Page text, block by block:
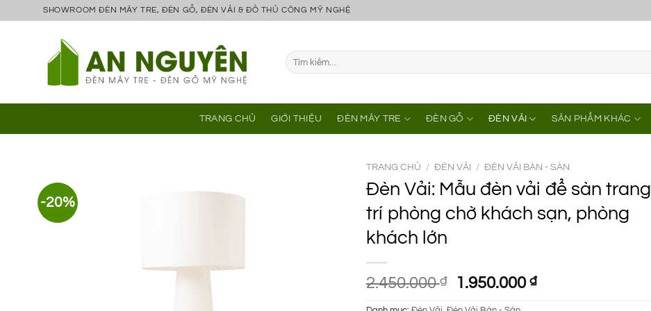
SHOWROOM ĐÈN MÂY TRE, ĐÈN GỖ, ĐÈN VẢI & ĐỒ THỦ CÔNG MỸ NGHỆ
Tìm
kiếm:
TRANG CHỦ GIỚI THIỆU ĐÈN MÂY TRE ĐÈN GỖ ĐÈN VẢI SẢN PHẨM KHÁC
-20%
TRANG CHỦ / ĐÈN VẢI / ĐÈN VẢI BÀN - SÀN
Đèn Vải: Mẫu đèn vải để sàn trang
trí phòng chờ khách sạn, phòng
khách lớn
2.450.000₫
Giá
gốc
1.950.000 ₫Giá
hiện